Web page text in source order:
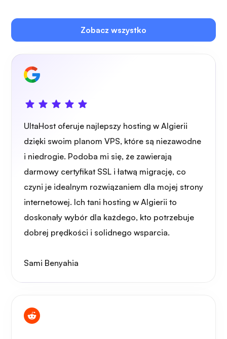
Własna transmisja
Rentgen
Zastanawiać się
Zobacz wszystko
UltaHost oferuje najlepszy hosting w Algierii
dzięki swoim planom VPS, które są niezawodne
i niedrogie. Podoba mi się, że zawierają
darmowy certyfikat SSL i łatwą migrację, co
czyni je idealnym rozwiązaniem dla mojej strony
internetowej. Ich tani hosting w Algierii to
doskonały wybór dla każdego, kto potrzebuje
dobrej prędkości i solidnego wsparcia.
Sami Benyahia